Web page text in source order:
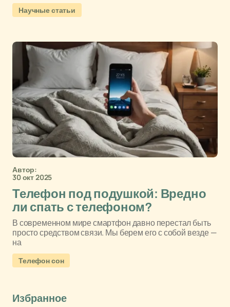
Научные статьи
Автор:
30 окт 2025
Телефон под подушкой: Вредно
ли спать с телефоном?
В современном мире смартфон давно перестал быть
просто средством связи. Мы берем его с собой везде —
на
Телефон сон
Избранное